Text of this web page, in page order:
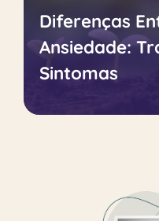
Diferenças
Ansiedade:
Sintomas